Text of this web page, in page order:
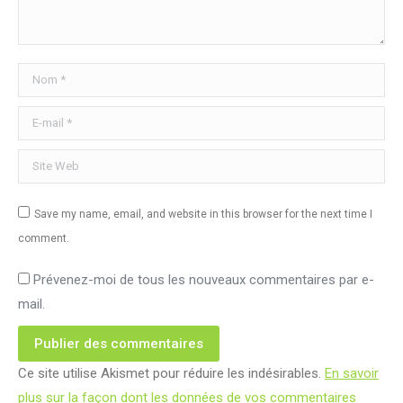
Nom *
E-mail *
Site Web
Save my name, email, and website in this browser for the next time I
comment.
Prévenez-moi de tous les nouveaux commentaires par e-
mail.
Publier des commentaires
Ce site utilise Akismet pour réduire les indésirables. En savoir
plus sur la façon dont les données de vos commentaires